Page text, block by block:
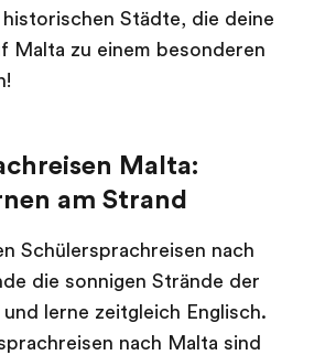
Städte, die deine
Malta zu einem besonderen
Malta:
am Strand
Schülersprachreisen nach
die sonnigen Strände der
lerne zeitgleich Englisch.
nach Malta sind